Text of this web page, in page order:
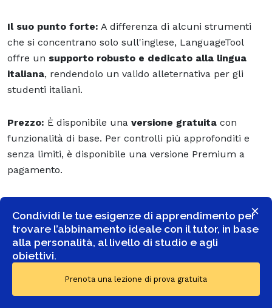
×
Condividi le tue esigenze di apprendimento per
trovare l’abbinamento ideale con il tutor, in base
alla personalità, al livello di studio e agli
obiettivi.
Prenota una lezione di prova gratuita
Il suo punto forte: A differenza di alcuni strumenti
che si concentrano solo sull'inglese, LanguageTool
offre un supporto robusto e dedicato alla lingua
italiana, rendendolo un valido alleternativa per gli
studenti italiani.
Prezzo: È disponibile una versione gratuita con
funzionalità di base. Per controlli più approfonditi e
senza limiti, è disponibile una versione Premium a
pagamento.
Tabella comparativa dei software
di IA per studenti e studentesse
Nome Piattaforma Funzione